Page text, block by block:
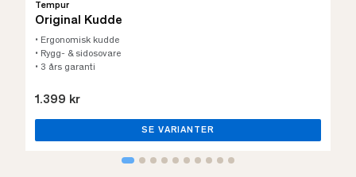
Tempur
Original Kudde
• Ergonomisk kudde
• Rygg- & sidosovare
• 3 års garanti
1.399 kr
SE VARIANTER